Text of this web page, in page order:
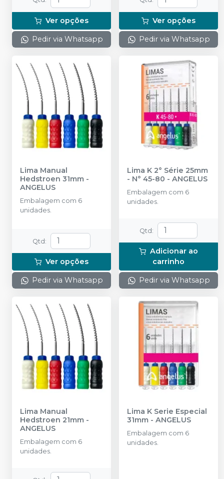
Ver opções
Pedir via Whatsapp
Ver opções
Pedir via Whatsapp
Lima Manual
Hedstroen 31mm -
ANGELUS
Embalagem com 6
unidades.
Qtd:
Ver opções
Pedir via Whatsapp
Lima K 2° Série 25mm
- N° 45-80 - ANGELUS
Embalagem com 6
unidades.
Qtd:
Adicionar ao
carrinho
Pedir via Whatsapp
Lima Manual
Hedstroen 21mm -
ANGELUS
Embalagem com 6
unidades.
Lima K Serie Especial
31mm - ANGELUS
Embalagem com 6
unidades.